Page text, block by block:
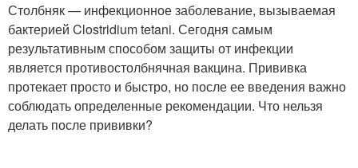
Столбняк — инфекционное заболевание, вызываемая
бактерией Clostridium tetani. Сегодня самым
результативным способом защиты от инфекции
является противостолбнячная вакцина. Прививка
протекает просто и быстро, но после ее введения важно
соблюдать определенные рекомендации. Что нельзя
делать после прививки?